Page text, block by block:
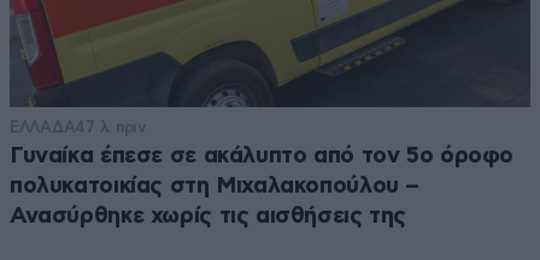
ΕΛΛΑΔΑ47 λ. πριν
Γυναίκα έπεσε σε ακάλυπτο από τον 5ο όροφο
πολυκατοικίας στη Μιχαλακοπούλου –
Ανασύρθηκε χωρίς τις αισθήσεις της